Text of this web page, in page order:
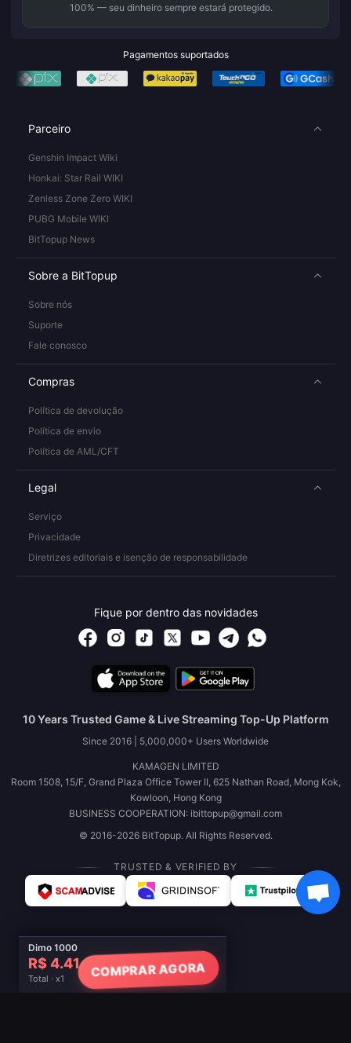
Dimo 1000
R$ 4.41
Total · x1
COMPRAR AGORA
100% — seu dinheiro sempre estará protegido.
Pagamentos suportados
Parceiro
Genshin Impact Wiki
Honkai: Star Rail WIKI
Zenless Zone Zero WIKI
PUBG Mobile WIKI
BitTopup News
Sobre a BitTopup
Sobre nós
Suporte
Fale conosco
Compras
Política de devolução
Política de envio
Política de AML/CFT
Legal
Serviço
Privacidade
Diretrizes editoriais e isenção de responsabilidade
Fique por dentro das novidades
10 Years Trusted Game & Live Streaming Top-Up Platform
Since 2016 | 5,000,000+ Users Worldwide
KAMAGEN LIMITED
Room 1508, 15/F, Grand Plaza Office Tower II, 625 Nathan Road, Mong Kok,
Kowloon, Hong Kong
BUSINESS COOPERATION: ibittopup@gmail.com
© 2016-2026 BitTopup. All Rights Reserved.
TRUSTED & VERIFIED BY